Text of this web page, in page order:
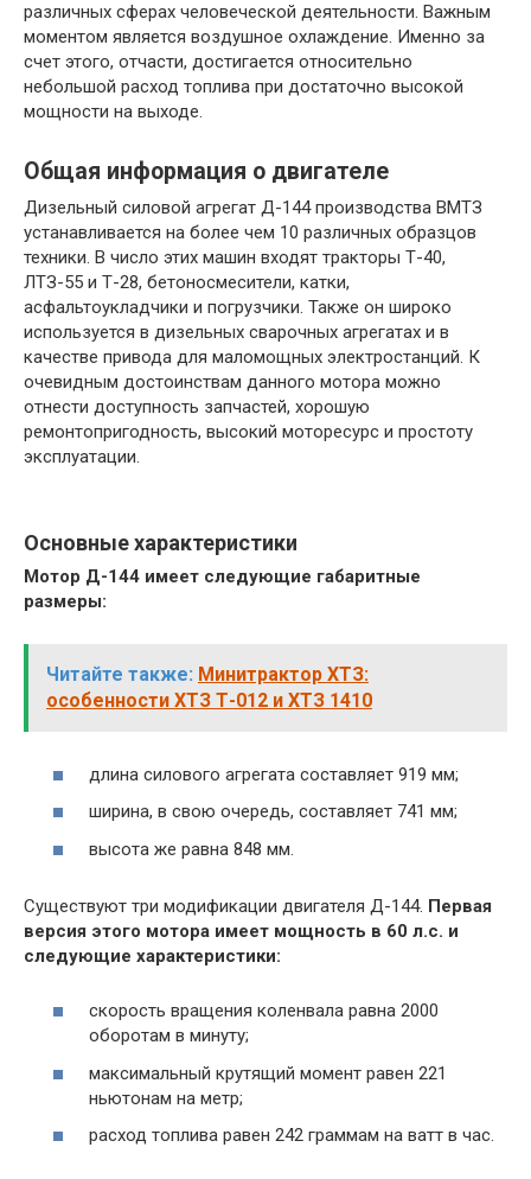
различных сферах человеческой деятельности. Важным
моментом является воздушное охлаждение. Именно за
счет этого, отчасти, достигается относительно
небольшой расход топлива при достаточно высокой
мощности на выходе.
Общая информация о двигателе
Дизельный силовой агрегат Д-144 производства ВМТЗ
устанавливается на более чем 10 различных образцов
техники. В число этих машин входят тракторы Т-40,
ЛТЗ-55 и Т-28, бетоносмесители, катки,
асфальтоукладчики и погрузчики. Также он широко
используется в дизельных сварочных агрегатах и в
качестве привода для маломощных электростанций. К
очевидным достоинствам данного мотора можно
отнести доступность запчастей, хорошую
ремонтопригодность, высокий моторесурс и простоту
эксплуатации.
Основные характеристики
Мотор Д-144 имеет следующие габаритные
размеры:
Читайте также: Минитрактор ХТЗ:
особенности ХТЗ Т-012 и ХТЗ 1410
длина силового агрегата составляет 919 мм;
ширина, в свою очередь, составляет 741 мм;
высота же равна 848 мм.
Существуют три модификации двигателя Д-144. Первая
версия этого мотора имеет мощность в 60 л.с. и
следующие характеристики:
скорость вращения коленвала равна 2000
оборотам в минуту;
максимальный крутящий момент равен 221
ньютонам на метр;
расход топлива равен 242 граммам на ватт в час.